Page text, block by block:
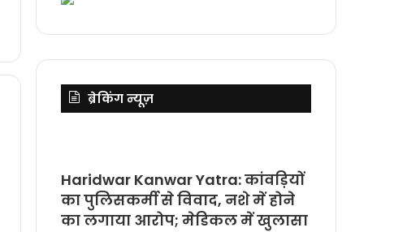
ब्रेकिंग न्यूज़
Haridwar Kanwar Yatra: कांवड़ियों
का पुलिसकर्मी से विवाद, नशे में होने
का लगाया आरोप; मेडिकल में खुलासा